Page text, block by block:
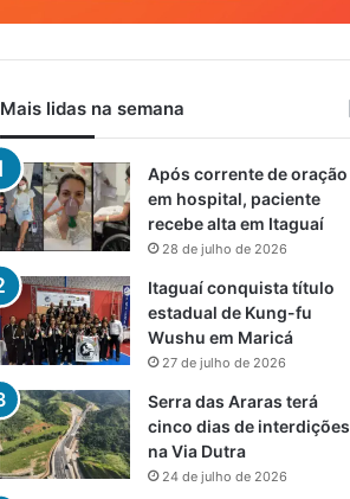
Mais lidas na semana
Após corrente de oração
em hospital, paciente
recebe alta em Itaguaí
28 de julho de 2026
Itaguaí conquista título
estadual de Kung-fu
Wushu em Maricá
27 de julho de 2026
Serra das Araras terá
cinco dias de interdições
na Via Dutra
24 de julho de 2026